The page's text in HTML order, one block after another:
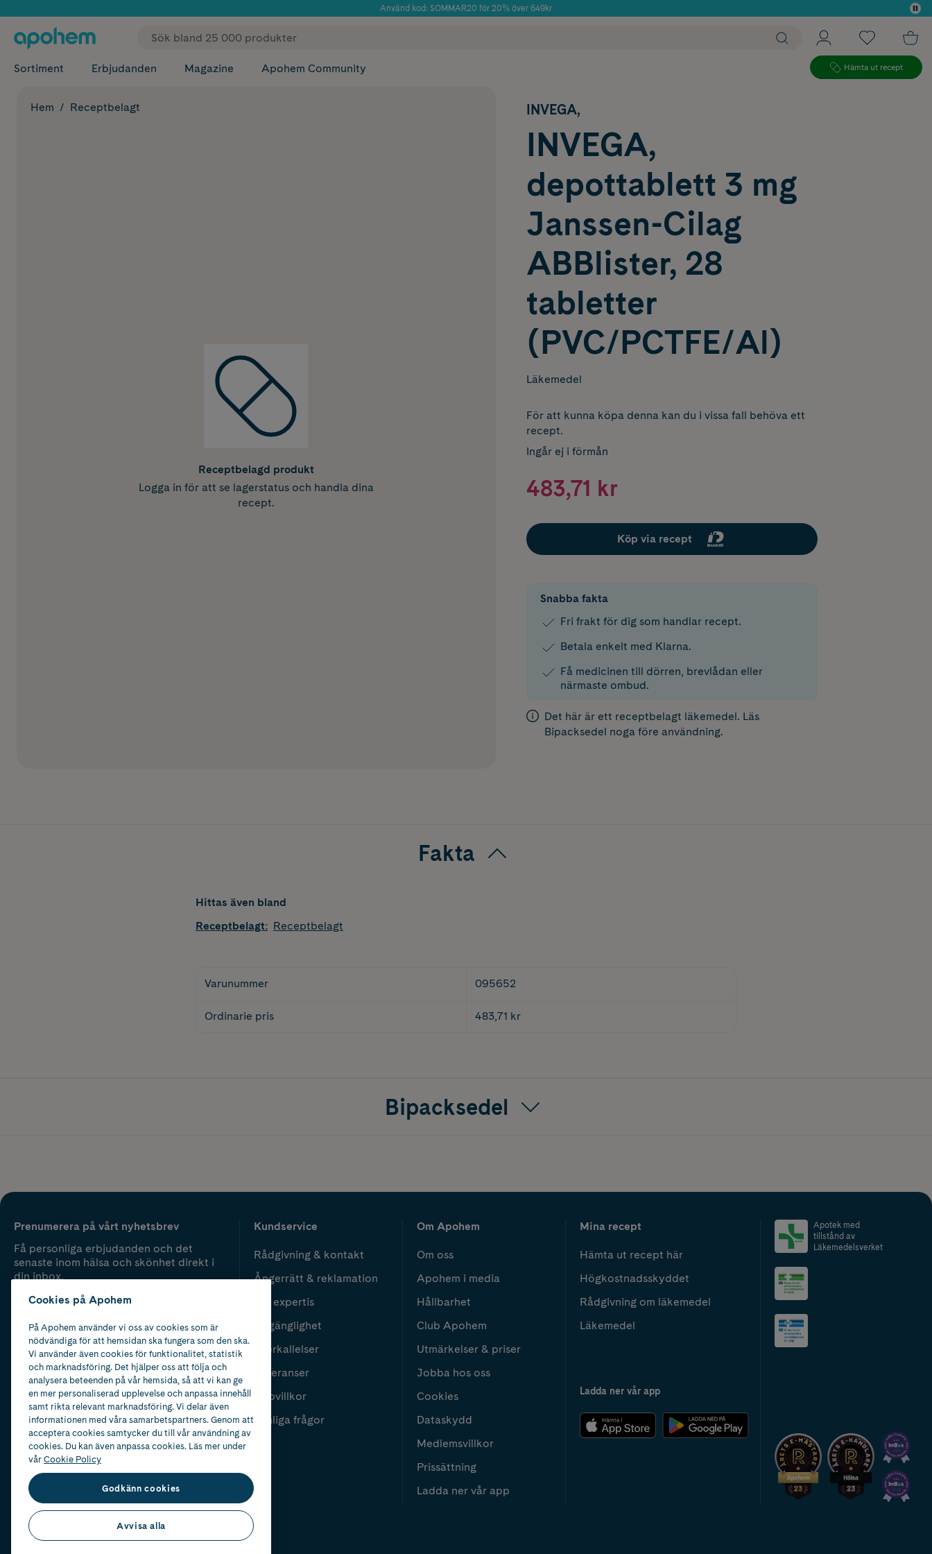
Använd kod: SOMMAR20 för 20% över 649kr
✓ Fri frakt
Sortiment Erbjudanden Magazine Apohem Community Hämta ut recept
Hem Receptbelagt
Receptbelagd produkt
Logga in för att se lagerstatus och handla dina
recept.
INVEGA,
INVEGA,
depottablett 3 mg
Janssen-Cilag
ABBlister, 28
tabletter
(PVC/PCTFE/Al)
Läkemedel
För att kunna köpa denna kan du i vissa fall behöva ett
recept.
Ingår ej i förmån
483,71 kr
Köp via recept
Snabba fakta
Fri frakt för dig som handlar recept.
Betala enkelt med Klarna.
Få medicinen till dörren, brevlådan eller
närmaste ombud.
Det här är ett receptbelagt läkemedel. Läs
Bipacksedel noga före användning.
Fakta
Hittas även bland
Receptbelagt: Receptbelagt
Varunummer 095652
Ordinarie pris 483,71 kr
Bipacksedel
Prenumerera på vårt nyhetsbrev
Få personliga erbjudanden och det
senaste inom hälsa och skönhet direkt i
din inbox.
Kundservice
Rådgivning & kontakt
Ångerrätt & reklamation
Vår expertis
Tillgänglighet
Återkallelser
Leveranser
Köpvillkor
Vanliga frågor
Om Apohem
Om oss
Apohem i media
Hållbarhet
Club Apohem
Utmärkelser & priser
Jobba hos oss
Cookies
Dataskydd
Medlemsvillkor
Prissättning
Ladda ner vår app
Mina recept
Hämta ut recept här
Högkostnadsskyddet
Rådgivning om läkemedel
Läkemedel
Ladda ner vår app
Apotek med
tillstånd av
Läkemedelsverket
2024
Cookies på Apohem
På Apohem använder vi oss av cookies som är
nödvändiga för att hemsidan ska fungera som den ska.
Vi använder även cookies för funktionalitet, statistik
och marknadsföring. Det hjälper oss att följa och
analysera beteenden på vår hemsida, så att vi kan ge
en mer personaliserad upplevelse och anpassa innehåll
samt rikta relevant marknadsföring. Vi delar även
informationen med våra samarbetspartners. Genom att
acceptera cookies samtycker du till vår användning av
cookies. Du kan även anpassa cookies. Läs mer under
vårCookie Policy
Godkänn cookies
Avvisa alla